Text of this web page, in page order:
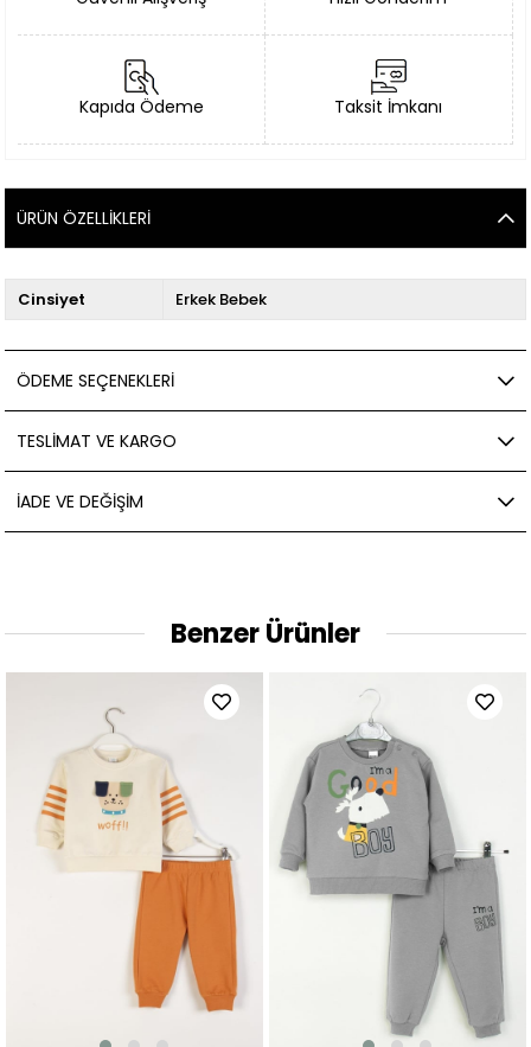
Kapıda Ödeme Taksit İmkanı
ÜRÜN ÖZELLIKLERI
Cinsiyet Erkek Bebek
ÖDEME SEÇENEKLERI
TESLIMAT VE KARGO
İADE VE DEĞIŞIM
Benzer Ürünler